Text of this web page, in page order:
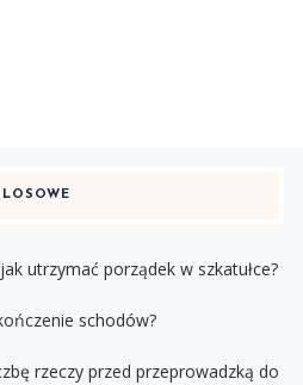
LOSOWE
utrzymać porządek w szkatułce?
schodów?
rzeczy przed przeprowadzką do